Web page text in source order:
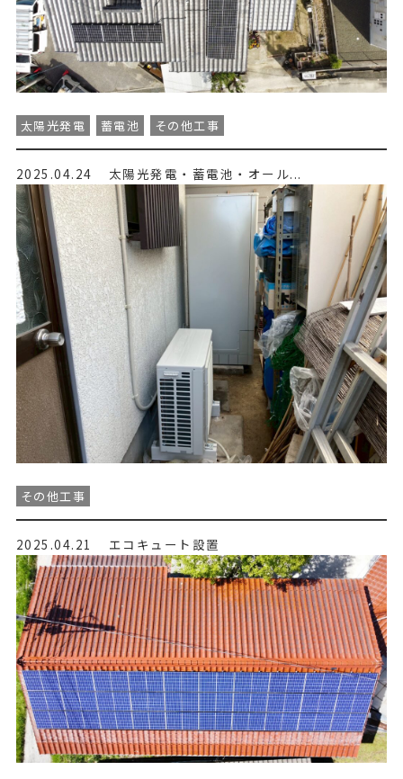
太陽光発電 蓄電池 その他工事
2025.04.24 太陽光発電・蓄電池・オール...
その他工事
2025.04.21 エコキュート設置